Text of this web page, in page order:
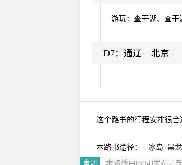
游玩：查干湖、查干
D7： 通辽—北京
这个路书的行程安排很合
本路书途径： 冰岛 黑